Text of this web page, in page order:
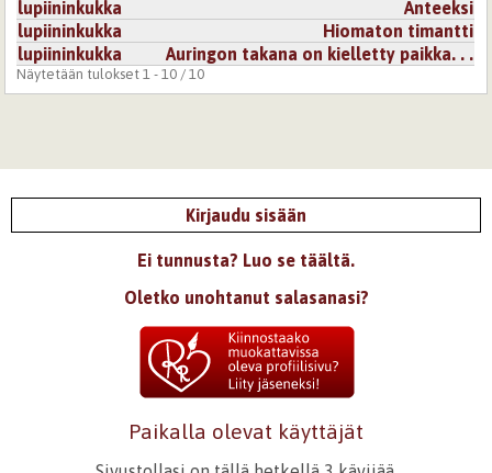
lupiininkukka
Anteeksi
lupiininkukka
Hiomaton timantti
lupiininkukka
Auringon takana on kielletty paikka. . .
Näytetään tulokset 1 - 10 / 10
Kirjaudu sisään
Ei tunnusta? Luo se täältä.
Oletko unohtanut salasanasi?
Paikalla olevat käyttäjät